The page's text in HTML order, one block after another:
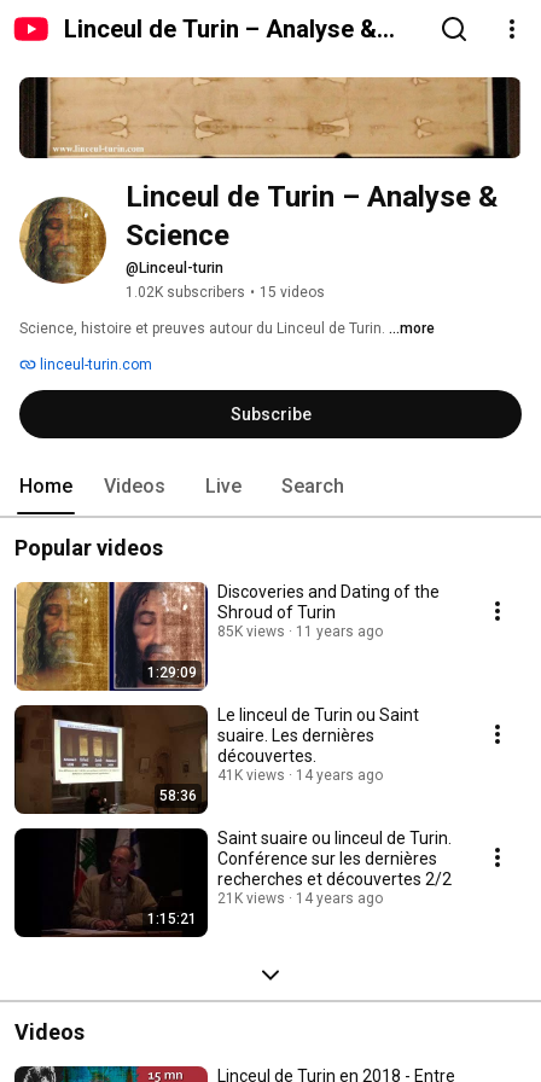
Linceul de Turin – Analyse &
Linceul de Turin – Analyse &
Science
@Linceul-turin
1.02K subscribers • 15 videos
Science, histoire et preuves autour du Linceul de Turin. ...more
linceul-turin.com
Subscribe
Home Videos Live Search
Popular videos
1:29:09
Discoveries and Dating of the
Shroud of Turin
85K views 11 years ago
58:36
Le linceul de Turin ou Saint
suaire. Les dernières
découvertes.
41K views 14 years ago
1:15:21
Saint suaire ou linceul de Turin.
Conférence sur les dernières
recherches et découvertes 2/2
21K views 14 years ago
Videos
Linceul de Turin en 2018 - Entre